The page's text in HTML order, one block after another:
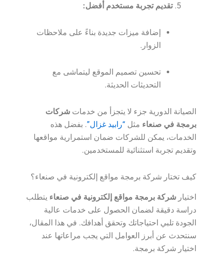
تقديم تجربة مستخدم أفضل:
إضافة ميزات جديدة بناءً على ملاحظات
الزوار.
تحسين تصميم الموقع ليتماشى مع
التحديثات الحديثة.
الصيانة الدورية جزء لا يتجزأ من خدماتشركات
برمجة في صنعاءمثل “رابيد غزال” . بفضل هذه
الخدمات، يمكن للشركات ضمان استمرارية مواقعها
وتقديم تجربة استثنائية للمستخدمين.
كيف تختار شركة برمجة مواقع إلكترونية في صنعاء؟
اختيارشركة برمجة مواقع إلكترونية في صنعاءيتطلب
دراسة دقيقة لضمان الحصول على خدمات عالية
الجودة تلبي احتياجاتك وتحقق أهدافك. في هذا المقال،
سنتحدث عن أبرز العوامل التي يجب مراعاتها عند
اختيار شركة برمجة.